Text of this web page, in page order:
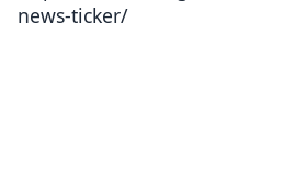
news-ticker/